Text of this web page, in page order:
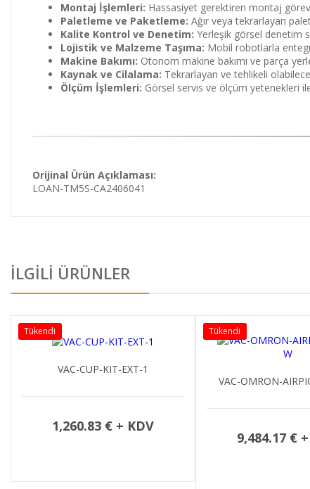
Montaj İşlemleri: Hassasiyet gerektiren montaj
Paletleme ve Paketleme: Ağır veya tekrarlayan
Kalite Kontrol ve Denetim: Yerleşik görsel denetim
Lojistik ve Malzeme Taşıma: Mobil robotlarla
Makine Bakımı: Otonom makine bakımı ve parça
Kaynak ve Cilalama: Tekrarlayan ve tehlikeli
Ölçüm İşlemleri: Görsel servis ve ölçüm yetenekleri
Orijinal Ürün Açıklaması:
LOAN-TM5S-CA2406041
İLGİLİ ÜRÜNLER
VAC-OMRON-AIRPICK-KIT4-W